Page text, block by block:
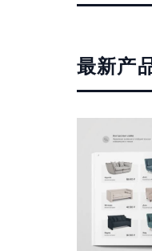
最新产